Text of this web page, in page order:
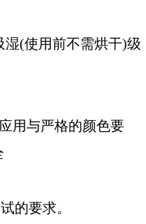
湿(使用前不需烘干)级
用与严格的颜色要
的要求。